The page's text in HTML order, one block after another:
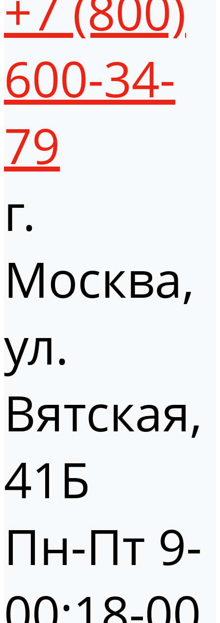
600-34-
79
г.
Москва,
ул.
Вятская,
41Б
Пн-Пт 9-